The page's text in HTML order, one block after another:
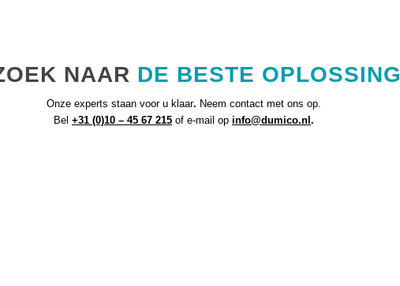
NAAR DE BESTE OPLOSSING
Onze experts staan voor u klaar. Neem contact met ons op.
Bel +31 (0)10 – 45 67 215 of e-mail op info@dumico.nl .